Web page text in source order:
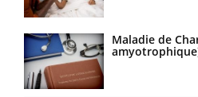
Maladie de